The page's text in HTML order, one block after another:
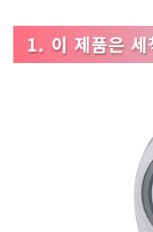
1. 이 제품은 세